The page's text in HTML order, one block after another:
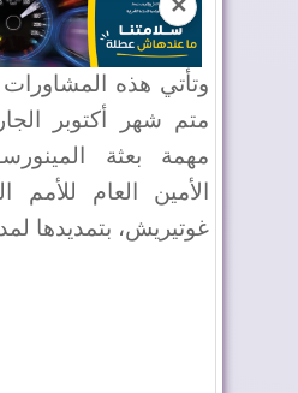
✕
وتأتي هذه
متم شهر أكتوبر
مهمة بعثة
الأمين العام للأمم
غوتيريش، بتمديدها